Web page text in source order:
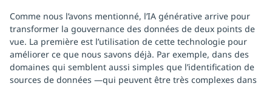
Comme nous l’avons mentionné, l’IA générative arrive pour
transformer la gouvernance des données de deux points de
vue. La première est l’utilisation de cette technologie pour
améliorer ce que nous savons déjà. Par exemple, dans des
domaines qui semblent aussi simples que l’identification de
sources de données —qui peuvent être très complexes dans